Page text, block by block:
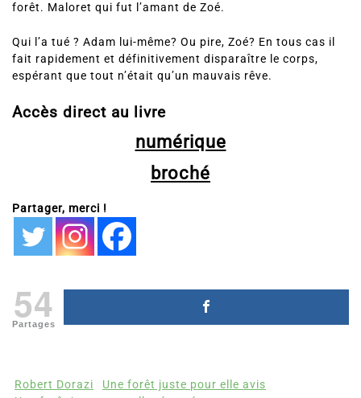
forêt. Maloret qui fut l’amant de Zoé.
Qui l’a tué ? Adam lui-même? Ou pire, Zoé? En tous cas il
fait rapidement et définitivement disparaître le corps,
espérant que tout n’était qu’un mauvais rêve.
Accès direct au livre
numérique
broché
Partager, merci !
54
Partages
Robert Dorazi
Une forêt juste pour elle avis